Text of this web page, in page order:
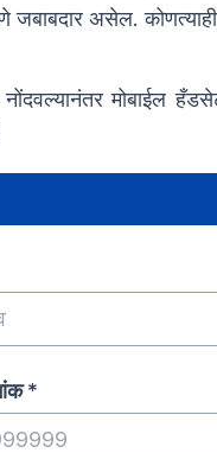
जबाबदार असेल.
मोबाईल
*